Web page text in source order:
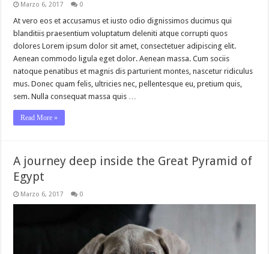
Marzo 6, 2017 0
At vero eos et accusamus et iusto odio dignissimos ducimus qui
blanditiis praesentium voluptatum deleniti atque corrupti quos
dolores Lorem ipsum dolor sit amet, consectetuer adipiscing elit.
Aenean commodo ligula eget dolor. Aenean massa. Cum sociis
natoque penatibus et magnis dis parturient montes, nascetur ridiculus
mus. Donec quam felis, ultricies nec, pellentesque eu, pretium quis,
sem. Nulla consequat massa quis …
Read More »
A journey deep inside the Great Pyramid of
Egypt
Marzo 6, 2017 0